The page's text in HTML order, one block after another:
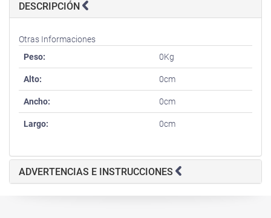
DESCRIPCIÓN
Otras Informaciones
Peso:
0Kg
Alto: 0cm
Ancho: 0cm
Largo: 0cm
ADVERTENCIAS E INSTRUCCIONES